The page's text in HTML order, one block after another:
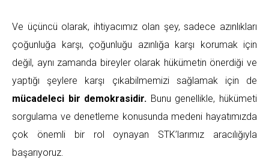
Ve üçüncü olarak, ihtiyacımız olan şey, sadece azınlıkları
çoğunluğa karşı, çoğunluğu azınlığa karşı korumak için
değil, aynı zamanda bireyler olarak hükümetin önerdiği ve
yaptığı şeylere karşı çıkabilmemizi sağlamak için de
mücadeleci bir demokrasidir. Bunu genellikle, hükümeti
sorgulama ve denetleme konusunda medeni hayatımızda
çok önemli bir rol oynayan STK’larımız aracılığıyla
başarıyoruz.